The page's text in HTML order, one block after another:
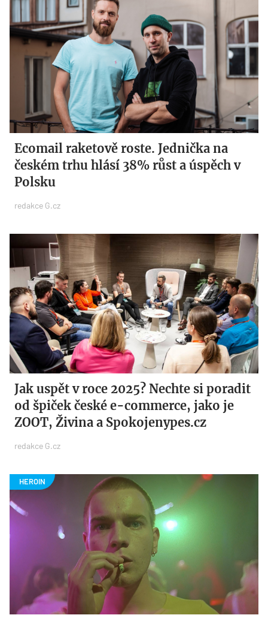
Ecomail raketově roste. Jednička na
českém trhu hlásí 38% růst a úspěch v
Polsku
redakce G.cz
Jak uspět v roce 2025? Nechte si poradit
od špiček české e-commerce, jako je
ZOOT, Živina a Spokojenypes.cz
redakce G.cz